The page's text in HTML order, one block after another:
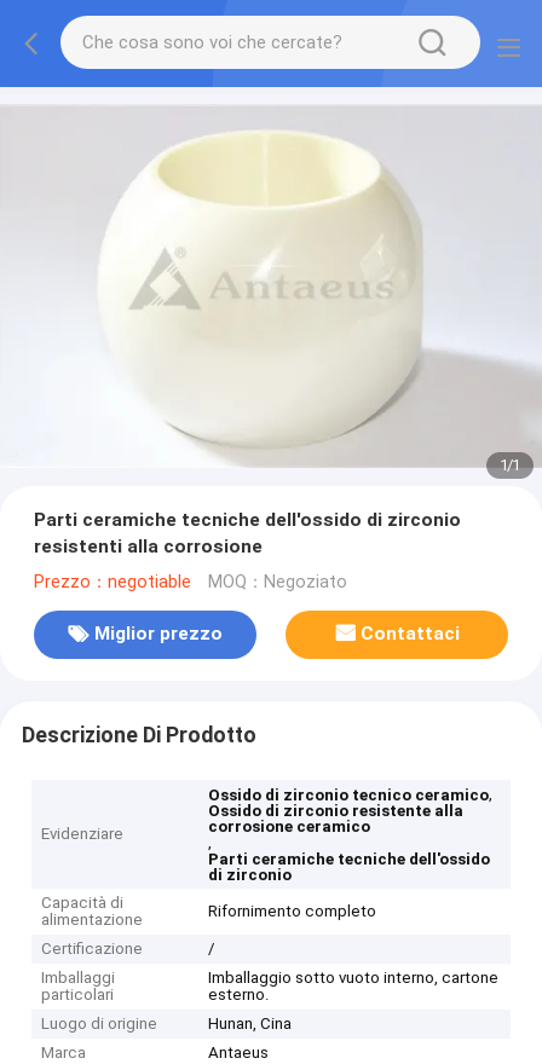
1/1
Parti ceramiche tecniche dell'ossido di zirconio
resistenti alla corrosione
Prezzo：negotiable MOQ：Negoziato
Miglior prezzo Contattaci
Descrizione Di Prodotto
Evidenziare
Ossido di zirconio tecnico ceramico,
Ossido di zirconio resistente alla
corrosione ceramico
,
Parti ceramiche tecniche dell'ossido
di zirconio
Capacità di
alimentazione
Rifornimento completo
Certificazione
/
Imballaggi
particolari
Imballaggio sotto vuoto interno, cartone
esterno.
Luogo di origine
Hunan, Cina
Marca
Antaeus